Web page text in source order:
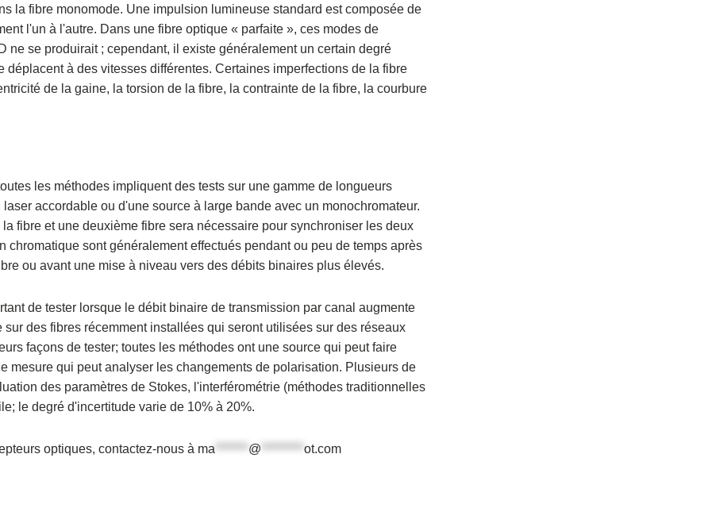
la fibre monomode. Une impulsion lumineuse standard est composée de
l'un à l'autre. Dans une fibre optique « parfaite », ces modes de
se produirait ; cependant, il existe généralement un certain degré
à des vitesses différentes. Certaines imperfections de la fibre
de la gaine, la torsion de la fibre, la contrainte de la fibre, la courbure
les méthodes impliquent des tests sur une gamme de longueurs
accordable ou d'une source à large bande avec un monochromateur.
fibre et une deuxième fibre sera nécessaire pour synchroniser les deux
sont généralement effectués pendant ou peu de temps après
ou avant une mise à niveau vers des débits binaires plus élevés.
de tester lorsque le débit binaire de transmission par canal augmente
des fibres récemment installées qui seront utilisées sur des réseaux
façons de tester; toutes les méthodes ont une source qui peut faire
mesure qui peut analyser les changements de polarisation. Plusieurs de
des paramètres de Stokes, l'interférométrie (méthodes traditionnelles
le degré d'incertitude varie de 10% à 20%.
optiques, contactez-nous à ma ******* @ ********* ot.com